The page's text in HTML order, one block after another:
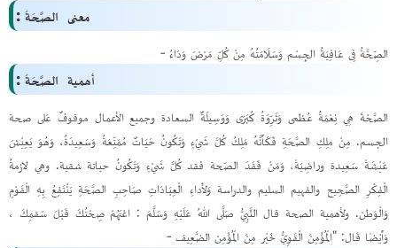
معنى الصَّحَةَ :
الصِّحَّةُ فِى عَافِيَةُ الجِسْم وَسَلَامَتُهُ مِنْ كُلِّ مَرْضَ وَدَاءُ -
أهمية الصَّحَةَ :
الصَّحْةَ هِي نِعْمَةُ عُظمى وَثَرِّوَةُ كُبَرَى وَوَسِيلَةٌ السعادة وجميع الأعمال موقوفٌ عَلى صحة
الجسم. مِنْ ملِكِ الصَّحَةِ فَكَأَنَّهُ مَلِكُ كُلَّ شَيْءٍ وَتَكُونُ حَيَاتٌ مُمَتِّعَةُ وَسَعِيدَةُ، وَهُوَ يَعِيْشَ
عَيْشَةً سَعِيدة وراضِيَةً، وَمَنْ فَقَدَ الصّحة فقد كُلَّ شَيْءٍ وَتَكُونُ حياتة شقية. وهي لازمةُ
الْفِكْرِ الصَّحِيح والفهيم السليم والدراسة وَلأَداءِ الْعِبَادَاتِ صَاحِبِ الصَّحَةِ يَنْتَفِعُ بِهِ الْقَوْمِ
وَالْوَطن. ولأهمية الصحة قال النَّبِيُّ صَلَّى اللهُ عَلَيْهِ وَسَلَّمَ : اغتَهُمْ صِحْتُكَ قَبْلَ سَقمِكَ ،
وَأَيْضًا قَال: "الْمُؤْمِنَ الْقَوِيُّ خَيْر مِنَ الْمُؤْمِن الضَّعِيف -